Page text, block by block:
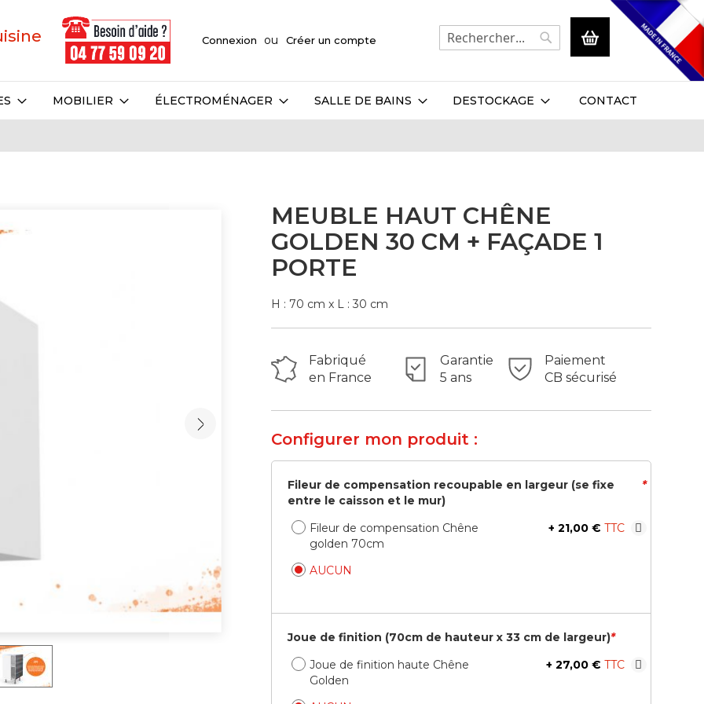
Connexion Créer un compte
Mon panier
Rechercher
Rechercher
MOBILIER ÉLECTROMÉNAGER SALLE DE BAINS DESTOCKAGE CONTACT
MEUBLE HAUT CHÊNE
GOLDEN 30 CM + FAÇADE 1
PORTE
H : 70 cm x L : 30 cm
Fabriqué
en France
Garantie
5 ans
Paiement
CB sécurisé
Configurer mon produit :
*
Fileur de compensation recoupable en largeur (se fixe
entre le caisson et le mur)
Fileur de compensation Chêne
golden 70cm
+ 21,00 €
AUCUN
*
Joue de finition (70cm de hauteur x 33 cm de largeur)
Joue de finition haute Chêne
Golden
+ 27,00 €